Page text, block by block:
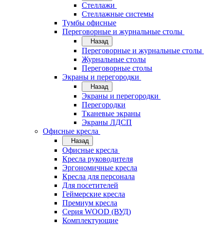
Стеллажи
Стеллажные системы
Тумбы офисные
Переговорные и журнальные столы
Назад
Переговорные и журнальные столы
Журнальные столы
Переговорные столы
Экраны и перегородки
Назад
Экраны и перегородки
Перегородки
Тканевые экраны
Экраны ЛДСП
Офисные кресла
Назад
Офисные кресла
Кресла руководителя
Эргономичные кресла
Кресла для персонала
Для посетителей
Геймерские кресла
Премиум кресла
Серия WOOD (ВУД)
Комплектующие